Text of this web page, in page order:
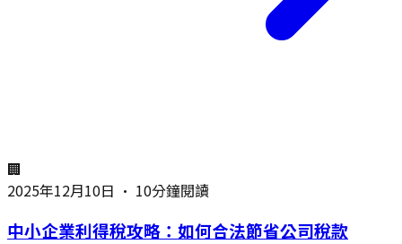
🏢
2025年12月10日 • 10分鐘閱讀
中小企業利得稅攻略：如何合法節省公司稅款